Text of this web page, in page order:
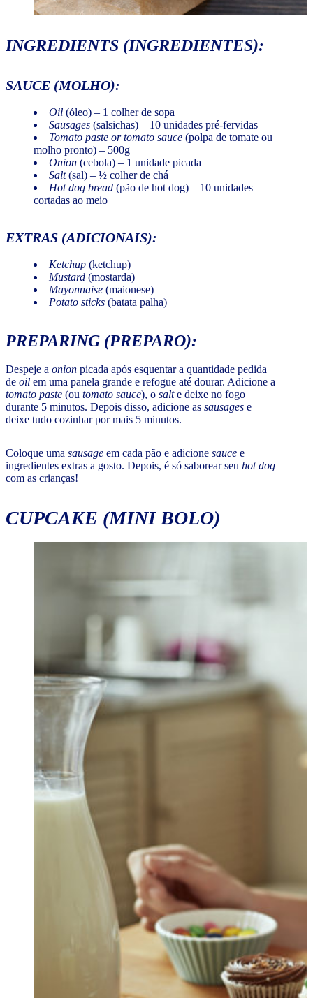
INGREDIENTS (INGREDIENTES):
SAUCE (MOLHO):
Oil (óleo) – 1 colher de sopa
Sausages (salsichas) – 10 unidades pré-fervidas
Tomato paste or tomato sauce (polpa de tomate ou
molho pronto) – 500g
Onion (cebola) – 1 unidade picada
Salt(sal) – ½ colher de chá
Hot dog bread (pão de hot dog) – 10 unidades
cortadas ao meio
EXTRAS (ADICIONAIS):
Ketchup (ketchup)
Mustard (mostarda)
Mayonnaise (maionese)
Potato sticks (batata palha)
PREPARING (PREPARO):
Despeje a onion picada após esquentar a quantidade pedida
de oil em uma panela grande e refogue até dourar. Adicione a
tomato paste (ou tomato sauce), o salte deixe no fogo
durante 5 minutos. Depois disso, adicione as sausages e
deixe tudo cozinhar por mais 5 minutos.
Coloque uma sausage em cada pão e adicione sauce e
ingredientes extras a gosto. Depois, é só saborear seu hot dog
com as crianças!
CUPCAKE (MINI BOLO)